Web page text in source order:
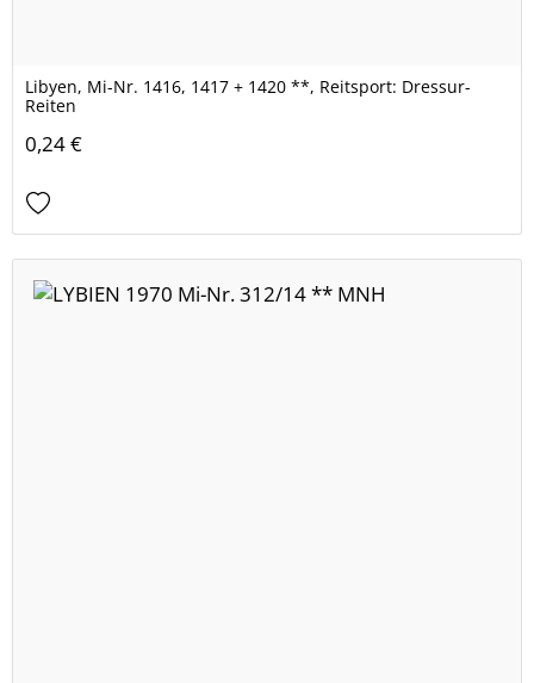
Libyen, Mi-Nr. 1416, 1417 + 1420 **, Reitsport: Dressur-
Reiten
0,24 €